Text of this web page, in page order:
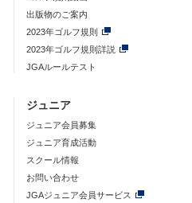
出版物のご案内
2023年ゴルフ規則
2023年ゴルフ規則詳説
JGAルールテスト
ジュニア
ジュニア会員募集
ジュニア育成活動
スクール情報
お問い合わせ
JGAジュニア会員サービス